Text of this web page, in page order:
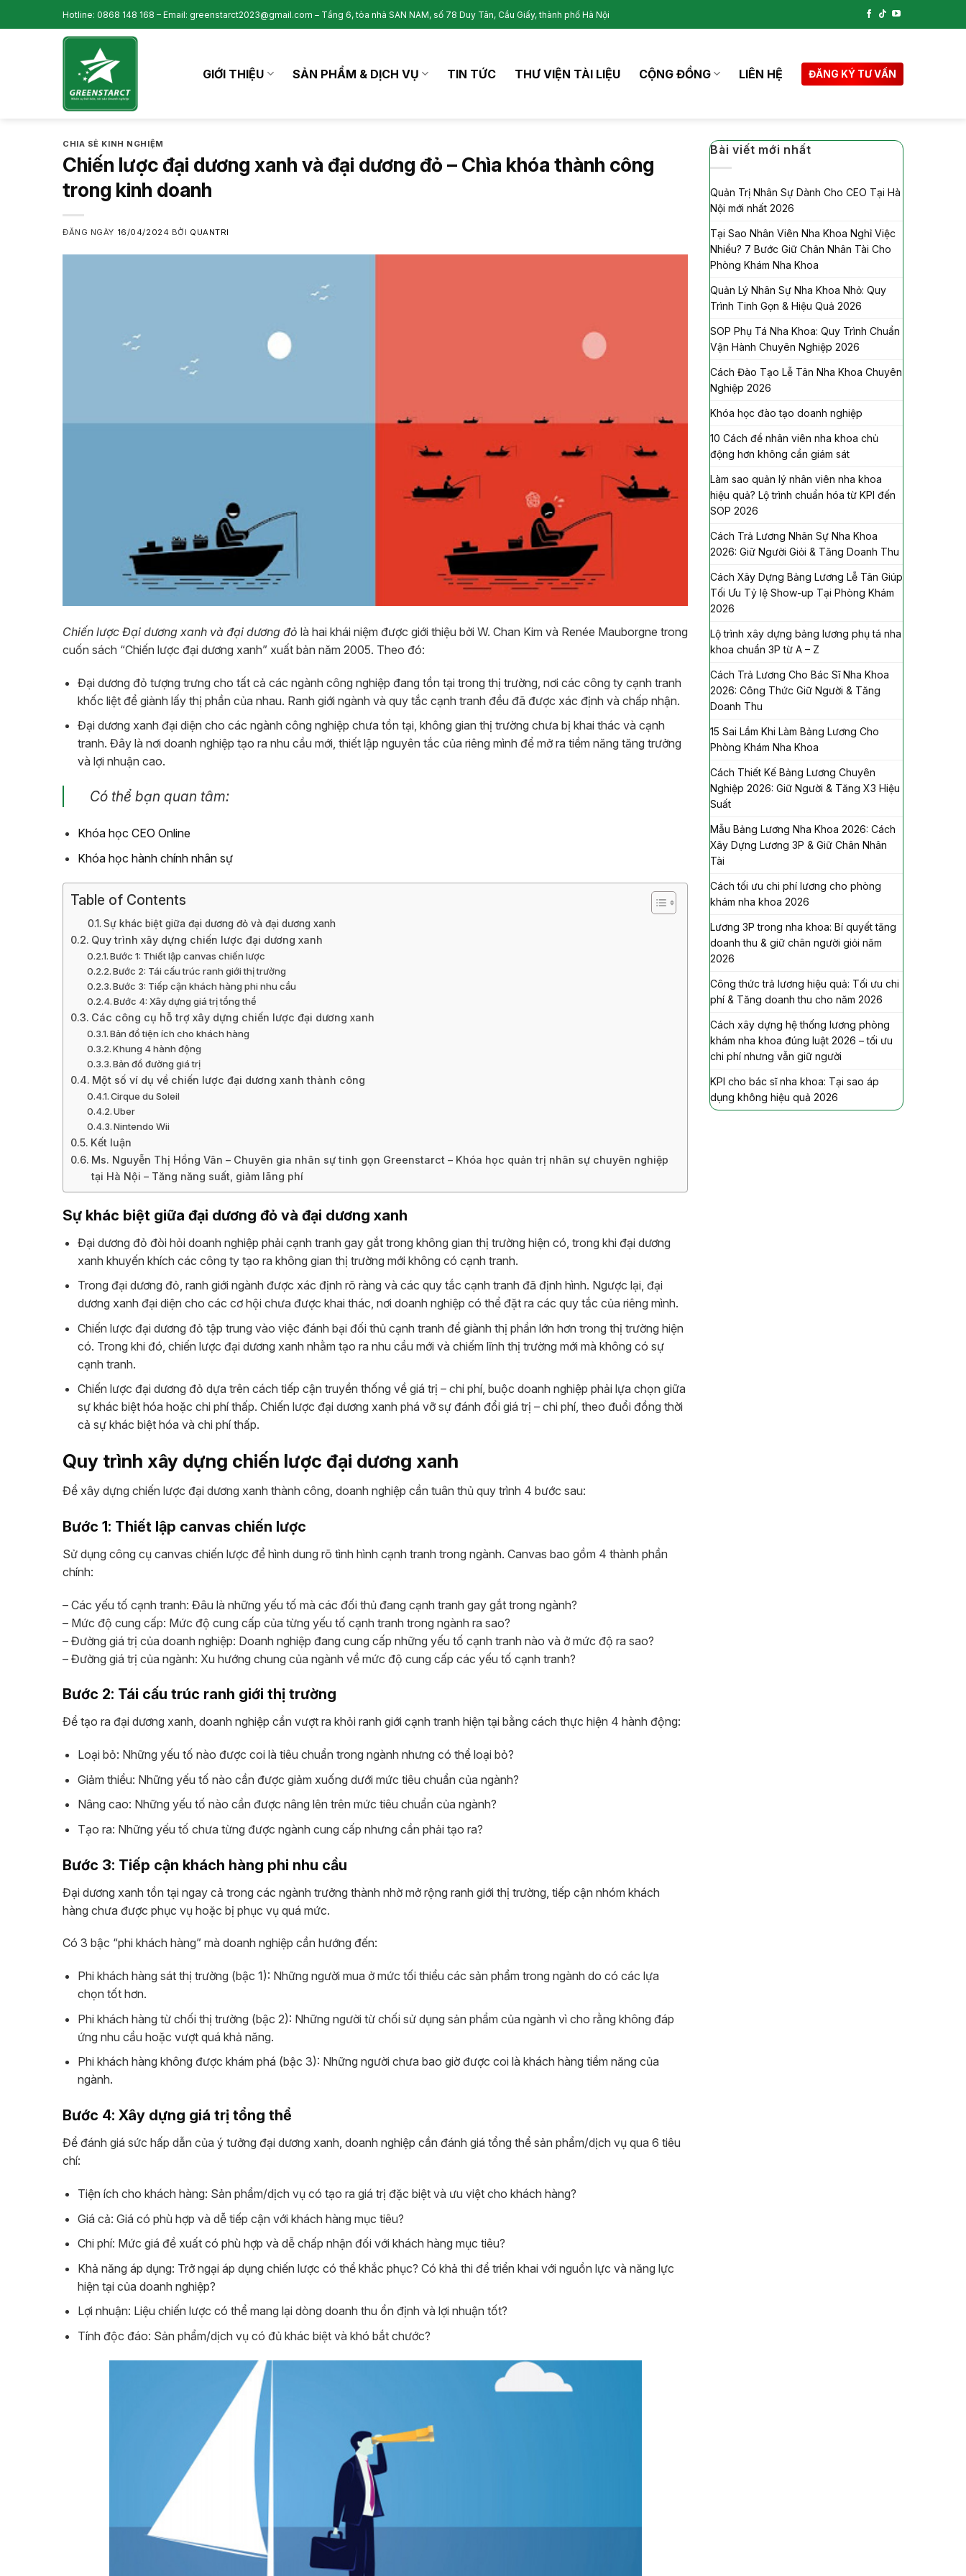
to
Hotline: 0868 148 168 – Email: greenstarct2023@gmail.com – Tầng 6, tòa nhà SAN NAM, số 78 Duy Tân, Cầu Giấy, thành phố Hà Nội
GIỚI THIỆU SẢN PHẨM & DỊCH VỤ TIN TỨC THƯ VIỆN TÀI LIỆU CỘNG ĐỒNG LIÊN HỆ ĐĂNG KÝ TƯ VẤN
CHIA SẺ KINH NGHIỆM
Chiến lược đại dương xanh và đại dương đỏ – Chìa khóa thành công
trong kinh doanh
ĐĂNG NGÀY 16/04/2024 BỞI QUANTRI
Chiến lược Đại dương xanh và đại dương đỏ là hai khái niệm được giới thiệu bởi W. Chan Kim và Renée Mauborgne trong
cuốn sách “Chiến lược đại dương xanh” xuất bản năm 2005. Theo đó:
Đại dương đỏ tượng trưng cho tất cả các ngành công nghiệp đang tồn tại trong thị trường, nơi các công ty cạnh tranh
khốc liệt để giành lấy thị phần của nhau. Ranh giới ngành và quy tắc cạnh tranh đều đã được xác định và chấp nhận.
Đại dương xanh đại diện cho các ngành công nghiệp chưa tồn tại, không gian thị trường chưa bị khai thác và cạnh
tranh. Đây là nơi doanh nghiệp tạo ra nhu cầu mới, thiết lập nguyên tắc của riêng mình để mở ra tiềm năng tăng trưởng
và lợi nhuận cao.
Có thể bạn quan tâm:
Khóa học CEO Online
Khóa học hành chính nhân sự
Table of Contents
Sự khác biệt giữa đại dương đỏ và đại dương xanh
Quy trình xây dựng chiến lược đại dương xanh
Bước 1: Thiết lập canvas chiến lược
Bước 2: Tái cấu trúc ranh giới thị trường
Bước 3: Tiếp cận khách hàng phi nhu cầu
Bước 4: Xây dựng giá trị tổng thể
Các công cụ hỗ trợ xây dựng chiến lược đại dương xanh
Bản đồ tiện ích cho khách hàng
Khung 4 hành động
Bản đồ đường giá trị
Một số ví dụ về chiến lược đại dương xanh thành công
Cirque du Soleil
Uber
Nintendo Wii
Kết luận
Ms. Nguyễn Thị Hồng Vân – Chuyên gia nhân sự tinh gọn Greenstarct – Khóa học quản trị nhân sự chuyên nghiệp
tại Hà Nội – Tăng năng suất, giảm lãng phí
Sự khác biệt giữa đại dương đỏ và đại dương xanh
Đại dương đỏ đòi hỏi doanh nghiệp phải cạnh tranh gay gắt trong không gian thị trường hiện có, trong khi đại dương
xanh khuyến khích các công ty tạo ra không gian thị trường mới không có cạnh tranh.
Trong đại dương đỏ, ranh giới ngành được xác định rõ ràng và các quy tắc cạnh tranh đã định hình. Ngược lại, đại
dương xanh đại diện cho các cơ hội chưa được khai thác, nơi doanh nghiệp có thể đặt ra các quy tắc của riêng mình.
Chiến lược đại dương đỏ tập trung vào việc đánh bại đối thủ cạnh tranh để giành thị phần lớn hơn trong thị trường hiện
có. Trong khi đó, chiến lược đại dương xanh nhằm tạo ra nhu cầu mới và chiếm lĩnh thị trường mới mà không có sự
cạnh tranh.
Chiến lược đại dương đỏ dựa trên cách tiếp cận truyền thống về giá trị – chi phí, buộc doanh nghiệp phải lựa chọn giữa
sự khác biệt hóa hoặc chi phí thấp. Chiến lược đại dương xanh phá vỡ sự đánh đổi giá trị – chi phí, theo đuổi đồng thời
cả sự khác biệt hóa và chi phí thấp.
Quy trình xây dựng chiến lược đại dương xanh
Để xây dựng chiến lược đại dương xanh thành công, doanh nghiệp cần tuân thủ quy trình 4 bước sau:
Bước 1: Thiết lập canvas chiến lược
Sử dụng công cụ canvas chiến lược để hình dung rõ tình hình cạnh tranh trong ngành. Canvas bao gồm 4 thành phần
chính:
– Các yếu tố cạnh tranh: Đâu là những yếu tố mà các đối thủ đang cạnh tranh gay gắt trong ngành?
– Mức độ cung cấp: Mức độ cung cấp của từng yếu tố cạnh tranh trong ngành ra sao?
– Đường giá trị của doanh nghiệp: Doanh nghiệp đang cung cấp những yếu tố cạnh tranh nào và ở mức độ ra sao?
– Đường giá trị của ngành: Xu hướng chung của ngành về mức độ cung cấp các yếu tố cạnh tranh?
Bước 2: Tái cấu trúc ranh giới thị trường
Để tạo ra đại dương xanh, doanh nghiệp cần vượt ra khỏi ranh giới cạnh tranh hiện tại bằng cách thực hiện 4 hành động:
Loại bỏ: Những yếu tố nào được coi là tiêu chuẩn trong ngành nhưng có thể loại bỏ?
Giảm thiểu: Những yếu tố nào cần được giảm xuống dưới mức tiêu chuẩn của ngành?
Nâng cao: Những yếu tố nào cần được nâng lên trên mức tiêu chuẩn của ngành?
Tạo ra: Những yếu tố chưa từng được ngành cung cấp nhưng cần phải tạo ra?
Bước 3: Tiếp cận khách hàng phi nhu cầu
Đại dương xanh tồn tại ngay cả trong các ngành trưởng thành nhờ mở rộng ranh giới thị trường, tiếp cận nhóm khách
hàng chưa được phục vụ hoặc bị phục vụ quá mức.
Có 3 bậc “phi khách hàng” mà doanh nghiệp cần hướng đến:
Phi khách hàng sát thị trường (bậc 1): Những người mua ở mức tối thiểu các sản phẩm trong ngành do có các lựa
chọn tốt hơn.
Phi khách hàng từ chối thị trường (bậc 2): Những người từ chối sử dụng sản phẩm của ngành vì cho rằng không đáp
ứng nhu cầu hoặc vượt quá khả năng.
Phi khách hàng không được khám phá (bậc 3): Những người chưa bao giờ được coi là khách hàng tiềm năng của
ngành.
Bước 4: Xây dựng giá trị tổng thể
Để đánh giá sức hấp dẫn của ý tưởng đại dương xanh, doanh nghiệp cần đánh giá tổng thể sản phẩm/dịch vụ qua 6 tiêu
chí:
Tiện ích cho khách hàng: Sản phẩm/dịch vụ có tạo ra giá trị đặc biệt và ưu việt cho khách hàng?
Giá cả: Giá có phù hợp và dễ tiếp cận với khách hàng mục tiêu?
Chi phí: Mức giá đề xuất có phù hợp và dễ chấp nhận đối với khách hàng mục tiêu?
Khả năng áp dụng: Trở ngại áp dụng chiến lược có thể khắc phục? Có khả thi để triển khai với nguồn lực và năng lực
hiện tại của doanh nghiệp?
Lợi nhuận: Liệu chiến lược có thể mang lại dòng doanh thu ổn định và lợi nhuận tốt?
Tính độc đáo: Sản phẩm/dịch vụ có đủ khác biệt và khó bắt chước?
Bài viết mới nhất
Quản Trị Nhân Sự Dành Cho CEO Tại Hà
Nội mới nhất 2026
Tại Sao Nhân Viên Nha Khoa Nghỉ Việc
Nhiều? 7 Bước Giữ Chân Nhân Tài Cho
Phòng Khám Nha Khoa
Quản Lý Nhân Sự Nha Khoa Nhỏ: Quy
Trình Tinh Gọn & Hiệu Quả 2026
SOP Phụ Tá Nha Khoa: Quy Trình Chuẩn
Vận Hành Chuyên Nghiệp 2026
Cách Đào Tạo Lễ Tân Nha Khoa Chuyên
Nghiệp 2026
Khóa học đào tạo doanh nghiệp
10 Cách để nhân viên nha khoa chủ
động hơn không cần giám sát
Làm sao quản lý nhân viên nha khoa
hiệu quả? Lộ trình chuẩn hóa từ KPI đến
SOP 2026
Cách Trả Lương Nhân Sự Nha Khoa
2026: Giữ Người Giỏi & Tăng Doanh Thu
Cách Xây Dựng Bảng Lương Lễ Tân Giúp
Tối Ưu Tỷ lệ Show-up Tại Phòng Khám
2026
Lộ trình xây dựng bảng lương phụ tá nha
khoa chuẩn 3P từ A – Z
Cách Trả Lương Cho Bác Sĩ Nha Khoa
2026: Công Thức Giữ Người & Tăng
Doanh Thu
15 Sai Lầm Khi Làm Bảng Lương Cho
Phòng Khám Nha Khoa
Cách Thiết Kế Bảng Lương Chuyên
Nghiệp 2026: Giữ Người & Tăng X3 Hiệu
Suất
Mẫu Bảng Lương Nha Khoa 2026: Cách
Xây Dựng Lương 3P & Giữ Chân Nhân
Tài
Cách tối ưu chi phí lương cho phòng
khám nha khoa 2026
Lương 3P trong nha khoa: Bí quyết tăng
doanh thu & giữ chân người giỏi năm
2026
Công thức trả lương hiệu quả: Tối ưu chi
phí & Tăng doanh thu cho năm 2026
Cách xây dựng hệ thống lương phòng
khám nha khoa đúng luật 2026 – tối ưu
chi phí nhưng vẫn giữ người
KPI cho bác sĩ nha khoa: Tại sao áp
dụng không hiệu quả 2026